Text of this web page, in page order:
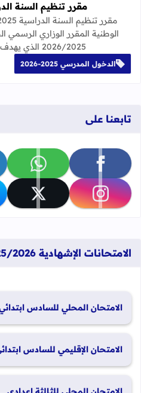
مقرر تنظيم السنة الدراسية
الوطنية المقرر الوزاري
2026/2025 الذي يهدف إلى تحديد مختلف…
الدخول المدرسي 2025-2026
تابعنا على
تابعنا على facebook تابعنا على whatsapp
تابعنا على instagram تابعنا على x
الامتحانات الإشهادية 2025/2026
الامتحان المحلي للسادس
الامتحان الإقليمي للسادس